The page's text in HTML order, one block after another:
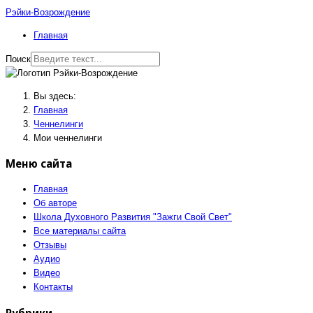
Рэйки-Возрождение
Главная
Поиск
Вы здесь:
Главная
Ченнелинги
Мои ченнелинги
Меню сайта
Главная
Об авторе
Школа Духовного Развития "Зажги Свой Свет"
Все материалы сайта
Отзывы
Аудио
Видео
Контакты